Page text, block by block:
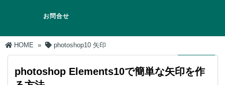
お問合せ
HOME » photoshop10 矢印
photoshop Elements10で簡単な矢印を作